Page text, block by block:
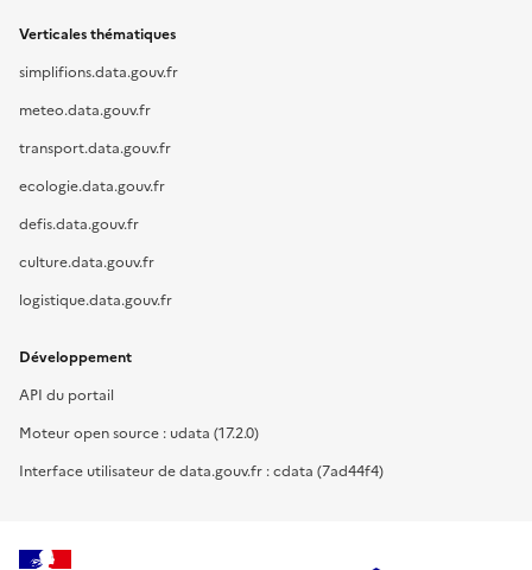
Verticales thématiques
simplifions.data.gouv.fr
meteo.data.gouv.fr
transport.data.gouv.fr
ecologie.data.gouv.fr
defis.data.gouv.fr
culture.data.gouv.fr
logistique.data.gouv.fr
Développement
API du portail
Moteur open source : udata (17.2.0)
Interface utilisateur de data.gouv.fr : cdata (7ad44f4)